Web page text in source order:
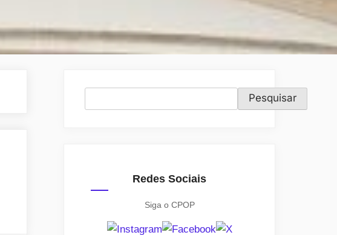
Pesquisar
Redes Sociais
Siga o CPOP